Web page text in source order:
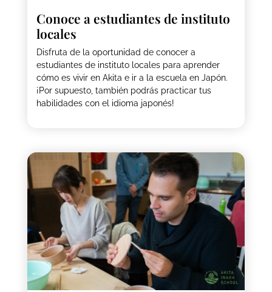
Conoce a estudiantes de instituto
locales
Disfruta de la oportunidad de conocer a
estudiantes de instituto locales para aprender
cómo es vivir en Akita e ir a la escuela en Japón.
¡Por supuesto, también podrás practicar tus
habilidades con el idioma japonés!